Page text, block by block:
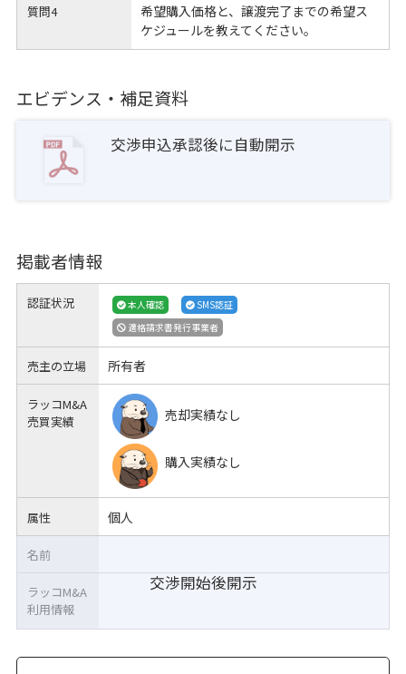
質問4
希望購入価格と、譲渡完了までの希望ス
ケジュールを教えてください。
エビデンス・補足資料
交渉申込承認後に自動開示
掲載者情報
認証状況 本人確認
SMS認証
適格請求書発行事業者
売主の立場 所有者
ラッコM&A
売買実績
売却実績なし
購入実績なし
属性 個人
交渉開始後開示
名前
ラッコM&A
利用情報